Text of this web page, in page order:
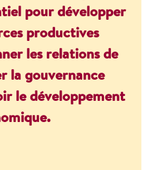
pour développer
productives
les relations de
la gouvernance
le développement